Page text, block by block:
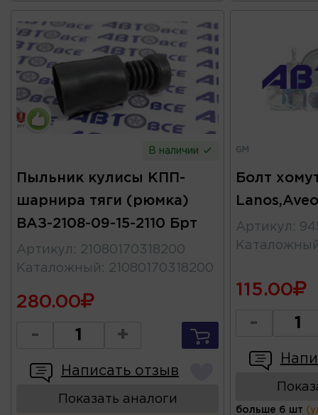
В наличии
Пыльник кулисы КПП-
шарнира тяги (рюмка)
ВАЗ-2108-09-15-2110 Брт
Артикул : 21080170318200
Каталожный : 21080170318200
280.00
- +
Написать отзыв
Показать аналоги
GM
Болт
Артикул :
115.00
-
больше 6 шт